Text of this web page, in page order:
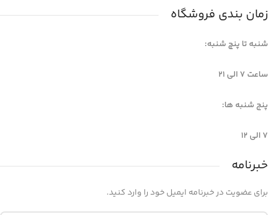
زمان بندی فروشگاه
شنبه تا پنچ شنبه:
ساعت 7 الی ۲۱
پنج شنبه ها:
7 الی 12
خبرنامه
برای عضویت در خبرنامه ایمیل خود را وارد کنید.